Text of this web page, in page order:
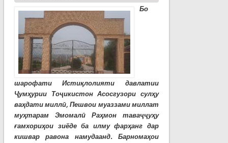
Бо
шарофати Истиқлолияти давлатии
Ҷумҳурии Тоҷикистон Асосгузори сулҳу
ваҳдати миллӣ, Пешвои муаззами миллат
муҳтарам Эмомалӣ Раҳмон таваҷҷуҳу
ғамхориҳои зиёде ба илму фарҳанг дар
кишвар равона намудаанд. Барномаҳои